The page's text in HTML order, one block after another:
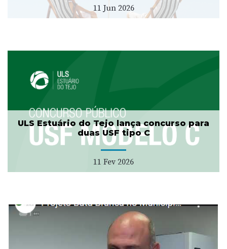
11 Jun 2026
ULS Estuário do Tejo lança concurso para
duas USF tipo C
11 Fev 2026